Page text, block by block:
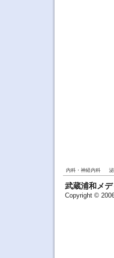
内科・神経内科
武蔵浦和メ
Copyright ©